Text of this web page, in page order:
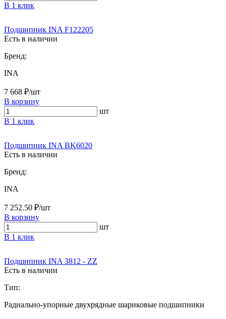
В 1 клик
Подшипник INA F122205
Есть в наличии
Бренд:
INA
7 668 ₽/шт
В корзину
шт
В 1 клик
Подшипник INA BK6020
Есть в наличии
Бренд:
INA
7 252.50 ₽/шт
В корзину
шт
В 1 клик
Подшипник INA 3812 - ZZ
Есть в наличии
Тип:
Радиально-упорные двухрядные шариковые подшипники